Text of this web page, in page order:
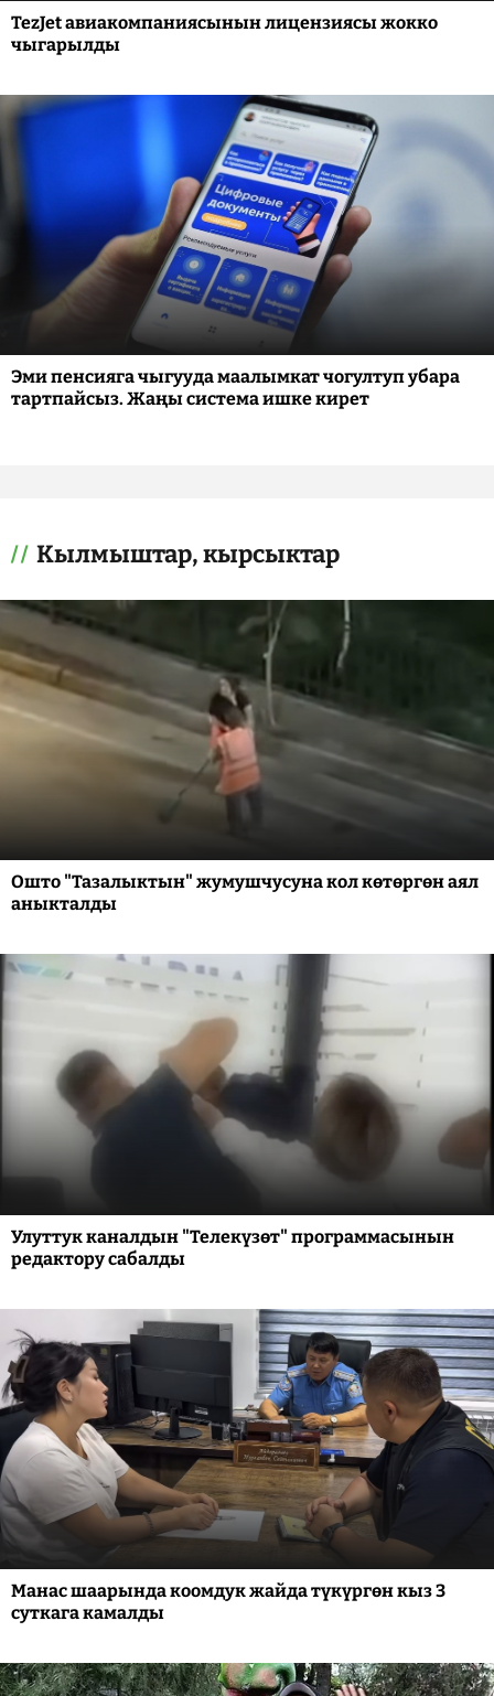
TezJet авиакомпаниясынын лицензиясы жокко
чыгарылды
Эми пенсияга чыгууда маалымкат чогултуп убара
тартпайсыз. Жаңы система ишке кирет
Кылмыштар, кырсыктар
Ошто "Тазалыктын" жумушчусуна кол көтөргөн аял
аныкталды
Улуттук каналдын "Телекүзөт" программасынын
редактору сабалды
Манас шаарында коомдук жайда түкүргөн кыз 3
суткага камалды